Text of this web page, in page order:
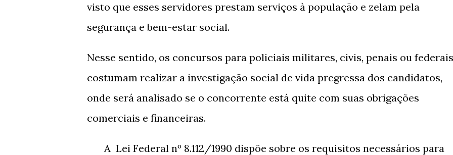
visto que esses servidores prestam serviços à população e zelam pela
segurança e bem-estar social.
Nesse sentido, os concursos para policiais militares, civis, penais ou federais
costumam realizar a investigação social de vida pregressa dos candidatos,
onde será analisado se o concorrente está quite com suas obrigações
comerciais e financeiras.
A Lei Federal nº 8.112/1990 dispõe sobre os requisitos necessários para